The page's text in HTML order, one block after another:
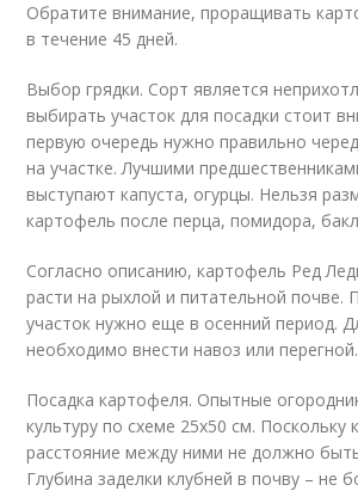
Обратите внимание, проращивать
в течение 45 дней.
Выбор грядки. Сорт является
выбирать участок для посадки стоит
первую очередь нужно правильно
на участке. Лучшими
выступают капуста, огурцы. Нельзя
картофель после перца, помидора,
Согласно описанию, картофель Ред
расти на рыхлой и питательной почве.
участок нужно еще в осенний период.
необходимо внести навоз или перегной.
Посадка картофеля. Опытные
культуру по схеме 25х50 см. Поскольку
расстояние между ними не должно
Глубина заделки клубней в почву – не